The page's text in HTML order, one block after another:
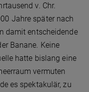
v. Chr.
Jahre später nach
damit entscheidende
Banane. Keine
hatte bislang eine
vermuten
es spektakulär, zu